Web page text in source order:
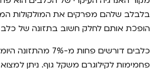
בלבלב שלהם מפרקים את המולקולות
הופכת אותם לחלק חשוב בתזונה של
פחמימות לקילוגרם משקל גוף. ניתן